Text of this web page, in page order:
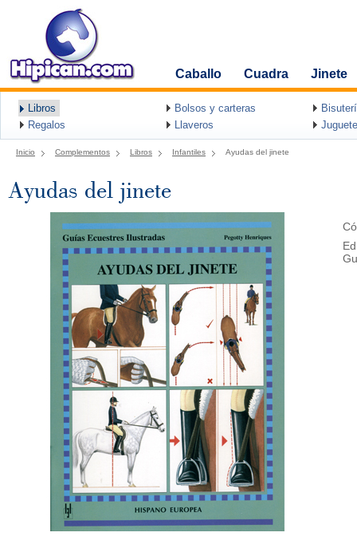
Caballo Cuadra Jinete
Libros Bolsos y carteras
Regalos
Llaveros
Inicio Complementos Libros Infantiles Ayudas del jinete
Ayudas del jinete